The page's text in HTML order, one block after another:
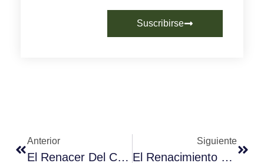
Suscribirse
Anterior
El Renacer Del Café Cubano: La Historia Y El Camino Hacia Una Nueva Era
Siguiente
El Renacimiento Del Café De México: Entre Arábicas, Robustas Y Desafíos